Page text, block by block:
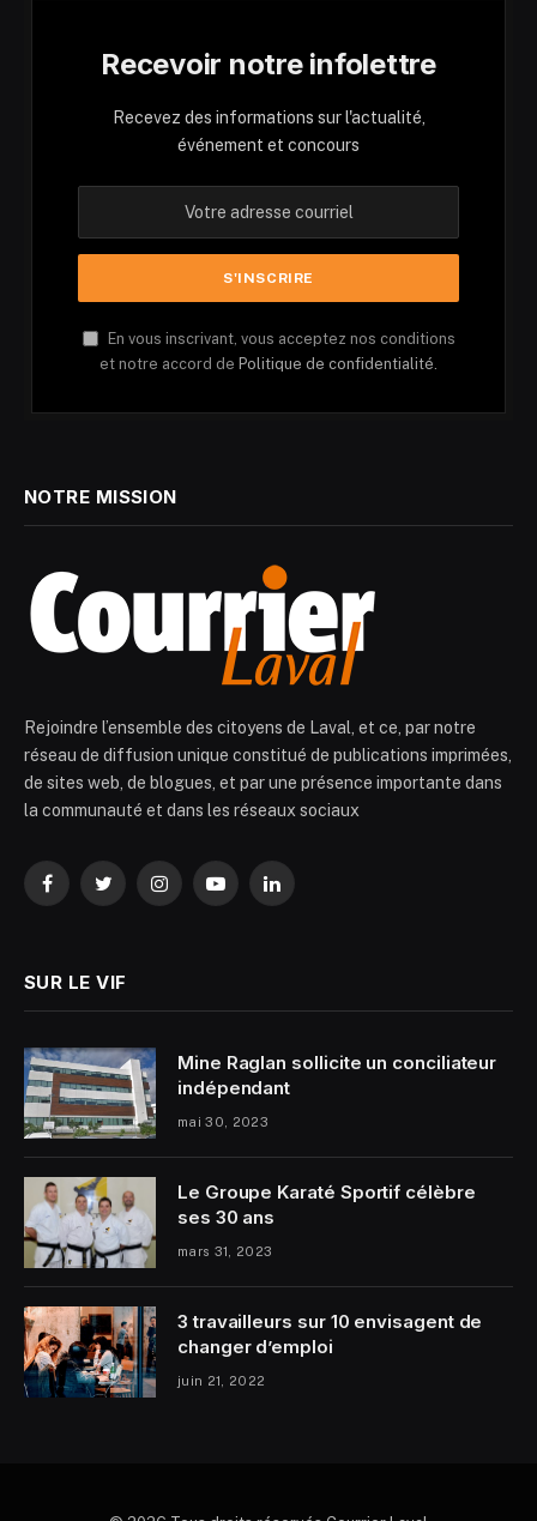
Recevoir notre infolettre
Recevez des informations sur l'actualité,
événement et concours
En vous inscrivant, vous acceptez nos conditions
et notre accord de Politique de confidentialité.
NOTRE MISSION
Rejoindre l’ensemble des citoyens de Laval, et ce, par notre
réseau de diffusion unique constitué de publications imprimées,
de sites web, de blogues, et par une présence importante dans
la communauté et dans les réseaux sociaux
FacebookTwitterInstagramYouTubeLinkedIn
SUR LE VIF
Mine Raglan sollicite un conciliateur
indépendant
mai 30, 2023
Le Groupe Karaté Sportif célèbre
ses 30 ans
mars 31, 2023
3 travailleurs sur 10 envisagent de
changer d’emploi
juin 21, 2022